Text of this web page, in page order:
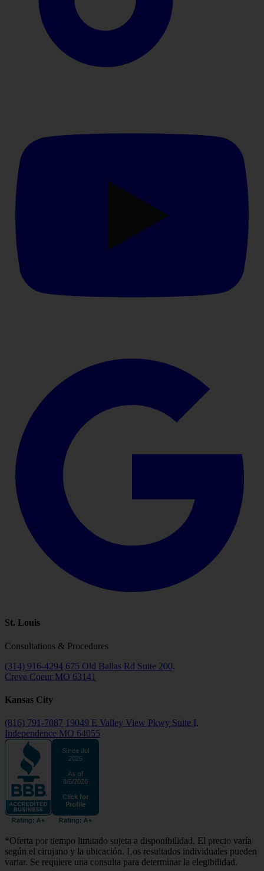
St. Louis
Consultations & Procedures
(314) 916-4294 675 Old Ballas Rd Suite 200,
Creve Coeur MO 63141
Kansas City
(816) 791-7087 19049 E Valley View Pkwy Suite I,
Independence MO 64055
*Oferta por tiempo limitado sujeta a disponibilidad. El precio varía
según el cirujano y la ubicación. Los resultados individuales pueden
variar. Se requiere una consulta para determinar la elegibilidad.